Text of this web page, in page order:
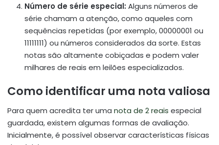
Número de série especial: Alguns números de
série chamam a atenção, como aqueles com
sequências repetidas (por exemplo, 00000001 ou
11111111) ou números considerados da sorte. Estas
notas são altamente cobiçadas e podem valer
milhares de reais em leilões especializados.
Como identificar uma nota valiosa
Para quem acredita ter uma nota de 2 reais especial
guardada, existem algumas formas de avaliação.
Inicialmente, é possível observar características físicas